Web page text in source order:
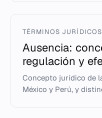
TÉRMINOS JURÍDICOS
Ausencia:
regulación y
Concepto jurídico de
México y Perú, y